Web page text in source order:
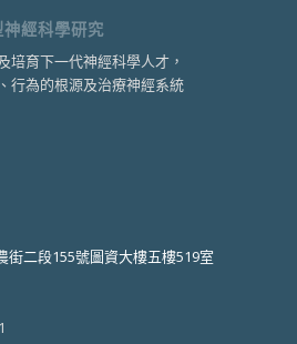
經科學研究
培育下一代神經科學人才，
行為的根源及治療神經系統
街二段155號圖資大樓五樓519室